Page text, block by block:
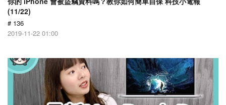
(11/22)
# 136
2019-11-22 01:00